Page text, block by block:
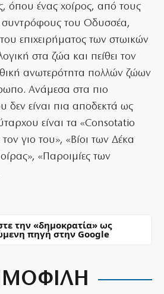
όπου ένας χοίρος, από τους
του Οδυσσέα,
του επιχειρήματος των στωικών
στα ζώα και πείθει τον
ανωτερότητα πολλών ζώων
Ανάμεσα στα πιο
δεν είναι πια αποδεκτά ως
είναι τα «Consotatio
γιο του», «Βίοι των Δέκα
«Παροιμίες των
την «δημοκρατία» ως
πηγή στην Google